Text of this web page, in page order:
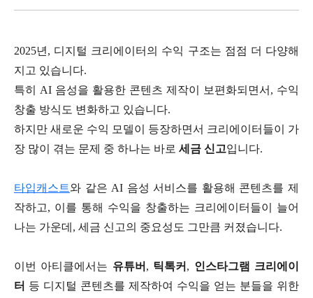
2025년, 디지털 크리에이터의 수익 구조는 점점 더 다양해
지고 있습니다.
특히 AI 음성을 활용한 콘텐츠 제작이 보편화되면서, 수익
창출 방식도 변화하고 있습니다.
하지만 새로운 수익 모델이 등장하면서 크리에이터들이 가
장 많이 겪는 문제 중 하나는 바로 세금 신고입니다.
타입캐스트와 같은 AI 음성 서비스를 활용해 콘텐츠를 제
작하고, 이를 통해 수익을 창출하는 크리에이터들이 늘어
나는 가운데, 세금 신고의 중요성도 그만큼 커졌습니다.
이번 아티클에서는 유튜버 , 틱톡커 , 인스타그램 크리에이
터 등 디지털 콘텐츠를 제작하여 수익을 얻는 분들을 위한